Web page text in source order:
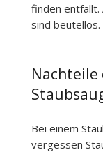
finden entfällt.
sind beutellos.
Nachteile
Bei einem
vergessen